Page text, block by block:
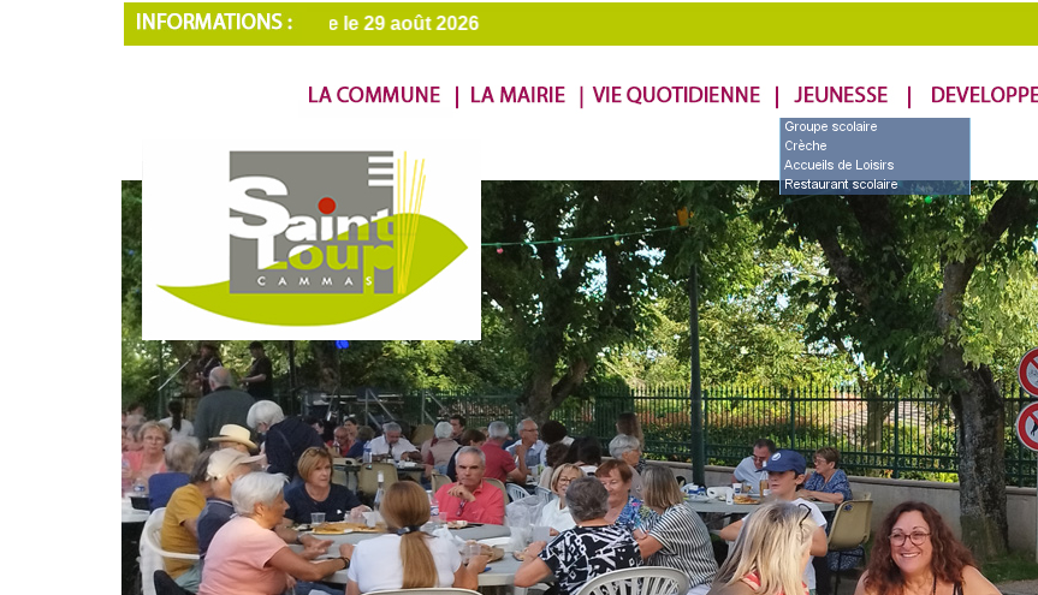
22 août inclus. Réouverture le 29 août 2026